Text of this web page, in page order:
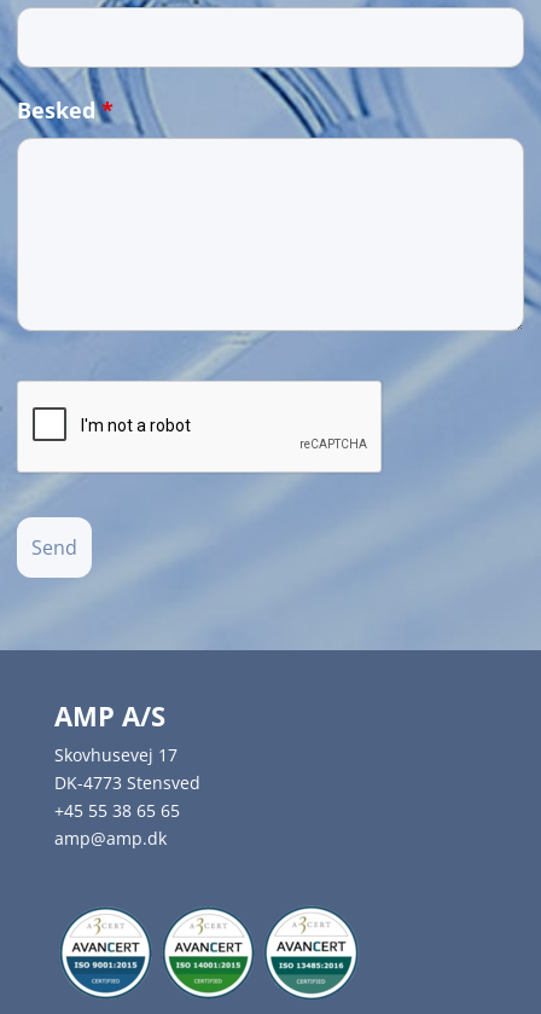
Besked*
AMP A/S
Skovhusevej 17
DK-4773 Stensved
+45 55 38 65 65
amp@amp.dk